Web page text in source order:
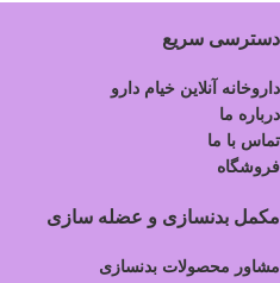
دسترسی سریع
داروخانه آنلاین خیام دارو
درباره ما
تماس با ما
فروشگاه
مکمل بدنسازی و عضله سازی
مشاور محصولات بدنسازی